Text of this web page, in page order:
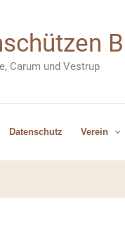
Carum und Vestrup
Datenschutz Verein